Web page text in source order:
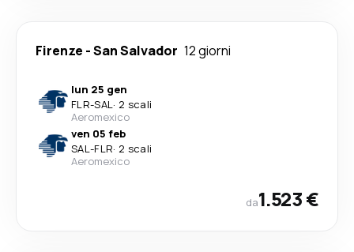
Firenze -San Salvador 12 giorni
lun 25 gen
FLR-SAL· 2 scali
Aeromexico
ven 05 feb
SAL-FLR· 2 scali
Aeromexico
da1.523 €